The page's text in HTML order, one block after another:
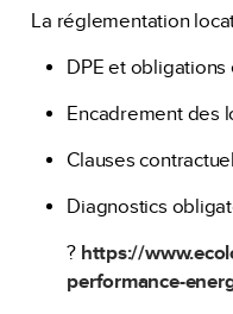
La réglementation
DPE et
Encadrement des
Clauses
Diagnostics
? https://
performance-